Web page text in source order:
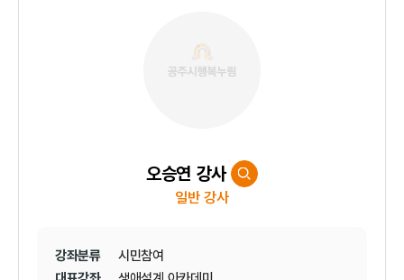
오승연 강사
일반 강사
강좌분류
시민참여